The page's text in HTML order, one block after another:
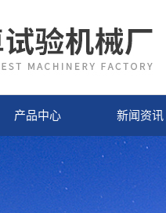
产品中心 新闻资讯